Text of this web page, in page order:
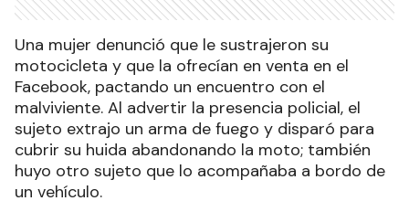
Una mujer denunció que le sustrajeron su
motocicleta y que la ofrecían en venta en el
Facebook, pactando un encuentro con el
malviviente. Al advertir la presencia policial, el
sujeto extrajo un arma de fuego y disparó para
cubrir su huida abandonando la moto; también
huyo otro sujeto que lo acompañaba a bordo de
un vehículo.